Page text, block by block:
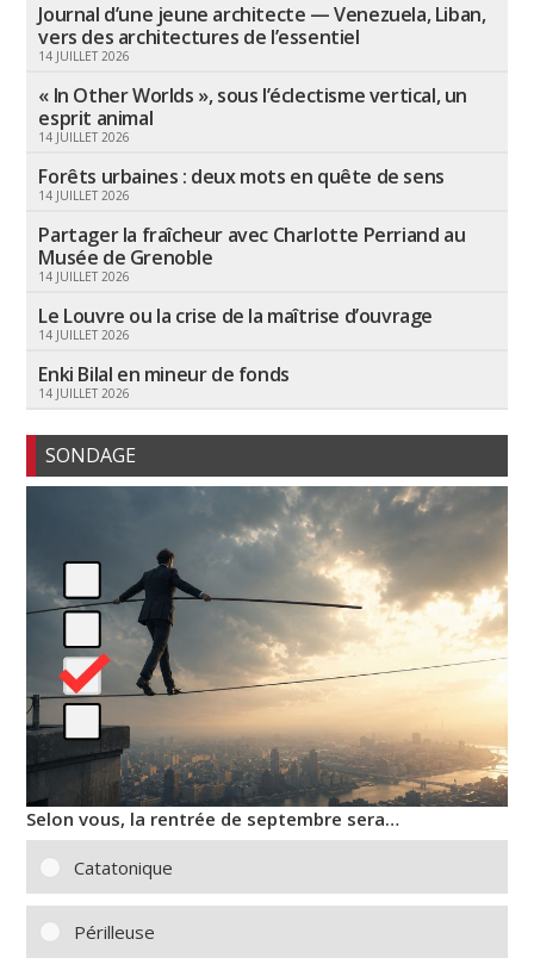
Journal d’une jeune architecte — Venezuela, Liban,
vers des architectures de l’essentiel
14 JUILLET 2026
« In Other Worlds », sous l’éclectisme vertical, un
esprit animal
14 JUILLET 2026
Forêts urbaines : deux mots en quête de sens
14 JUILLET 2026
Partager la fraîcheur avec Charlotte Perriand au
Musée de Grenoble
14 JUILLET 2026
Le Louvre ou la crise de la maîtrise d’ouvrage
14 JUILLET 2026
Enki Bilal en mineur de fonds
14 JUILLET 2026
SONDAGE
Selon vous, la rentrée de septembre sera…
Catatonique
Périlleuse